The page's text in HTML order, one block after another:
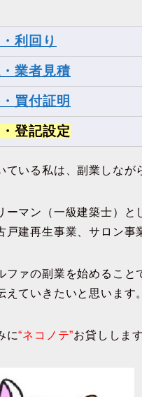
利回り
業者見積
買付証明
登記設定
ている私は、副業しなが
ーマン（一級建築士）
戸建再生事業、サロン事
ファの副業を始めること
えていきたいと思います。
に“ネコノテ”お貸しします